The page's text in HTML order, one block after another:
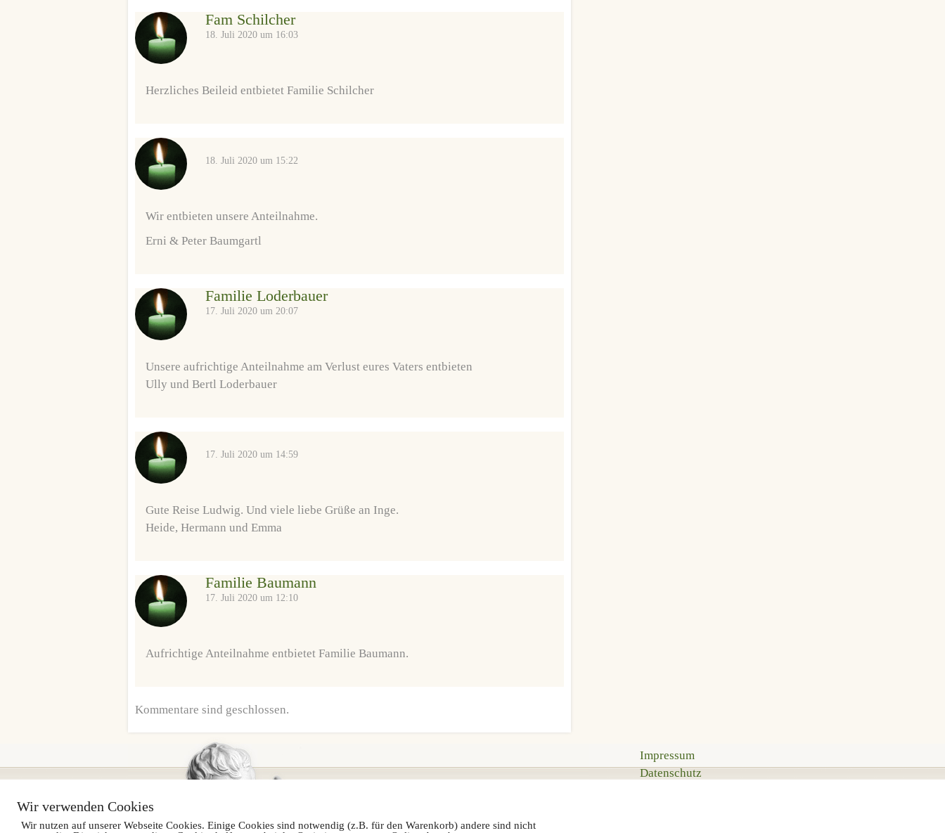
Fam Schilcher
18. Juli 2020 um 16:03
Herzliches Beileid entbietet Familie Schilcher
18. Juli 2020 um 15:22
Wir entbieten unsere Anteilnahme.
Erni & Peter Baumgartl
Familie Loderbauer
17. Juli 2020 um 20:07
Unsere aufrichtige Anteilnahme am Verlust eures Vaters entbieten
Ully und Bertl Loderbauer
17. Juli 2020 um 14:59
Gute Reise Ludwig. Und viele liebe Grüße an Inge.
Heide, Hermann und Emma
Familie Baumann
17. Juli 2020 um 12:10
Aufrichtige Anteilnahme entbietet Familie Baumann.
Kommentare sind geschlossen.
Impressum
Datenschutz
Wir verwenden Cookies
Wir nutzen auf unserer Webseite Cookies. Einige Cookies sind notwendig (z.B. für den Warenkorb) andere sind nicht